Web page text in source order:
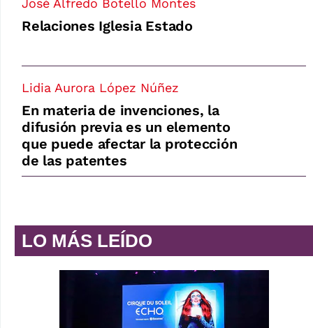
José Alfredo Botello Montes
Relaciones Iglesia Estado
Lidia Aurora López Núñez
En materia de invenciones, la
difusión previa es un elemento
que puede afectar la protección
de las patentes
LO MÁS LEÍDO